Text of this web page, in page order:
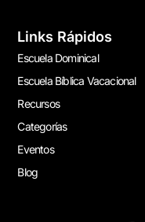
Links Rápidos
Escuela Dominical
Escuela Bíblica Vacacional
Recursos
Categorías
Eventos
Blog